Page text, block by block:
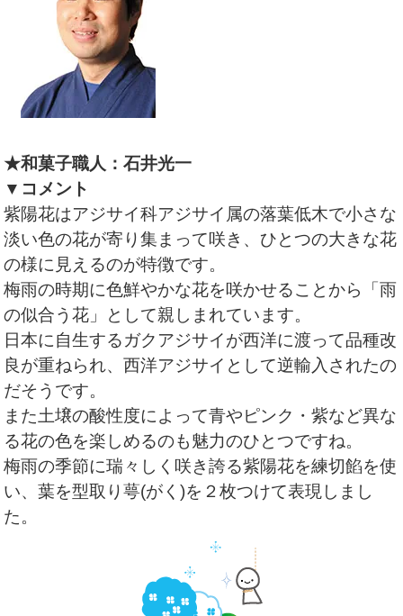
★和菓子職人：石井光一
▼コメント
紫陽花はアジサイ科アジサイ属の落葉低木で小さな
淡い色の花が寄り集まって咲き、ひとつの大きな花
の様に見えるのが特徴です。
梅雨の時期に色鮮やかな花を咲かせることから「雨
の似合う花」として親しまれています。
日本に自生するガクアジサイが西洋に渡って品種改
良が重ねられ、西洋アジサイとして逆輸入されたの
だそうです。
また土壌の酸性度によって青やピンク・紫など異な
る花の色を楽しめるのも魅力のひとつですね。
梅雨の季節に瑞々しく咲き誇る紫陽花を練切餡を使
い、葉を型取り萼(がく)を２枚つけて表現しまし
た。